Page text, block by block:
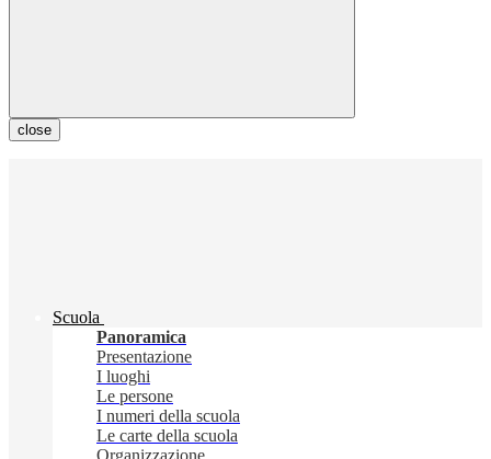
close
Scuola
Panoramica
Presentazione
I luoghi
Le persone
I numeri della scuola
Le carte della scuola